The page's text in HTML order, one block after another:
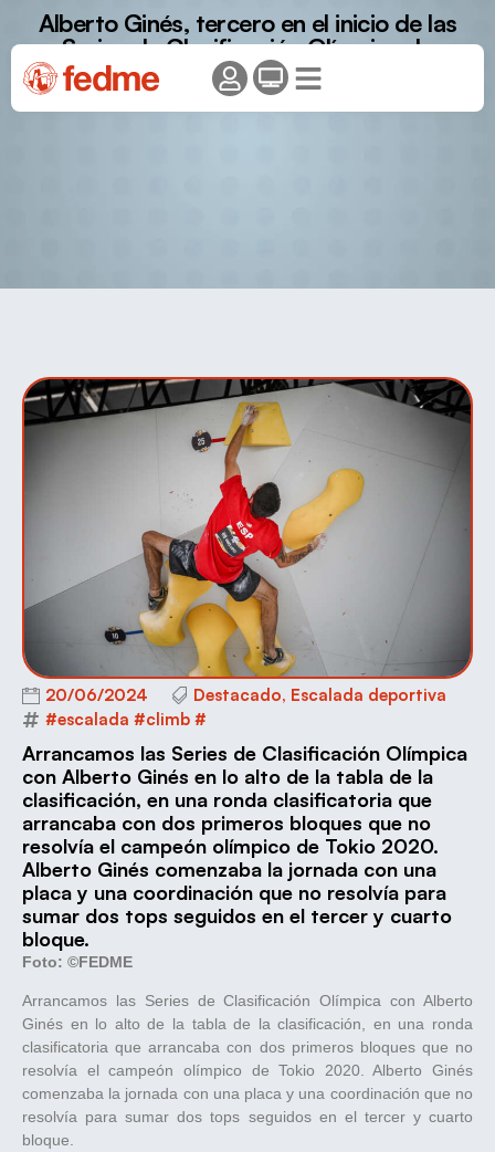
Alberto Ginés, tercero en el inicio de las
Series de Clasificación Olímpica de
Budapest
20/06/2024 Destacado, Escalada deportiva
#escalada #climb #
Arrancamos las Series de Clasificación Olímpica
con Alberto Ginés en lo alto de la tabla de la
clasificación, en una ronda clasificatoria que
arrancaba con dos primeros bloques que no
resolvía el campeón olímpico de Tokio 2020.
Alberto Ginés comenzaba la jornada con una
placa y una coordinación que no resolvía para
sumar dos tops seguidos en el tercer y cuarto
bloque.
Foto: ©FEDME
Arrancamos las Series de Clasificación Olímpica con Alberto
Ginés en lo alto de la tabla de la clasificación, en una ronda
clasificatoria que arrancaba con dos primeros bloques que no
resolvía el campeón olímpico de Tokio 2020. Alberto Ginés
comenzaba la jornada con una placa y una coordinación que no
resolvía para sumar dos tops seguidos en el tercer y cuarto
bloque.